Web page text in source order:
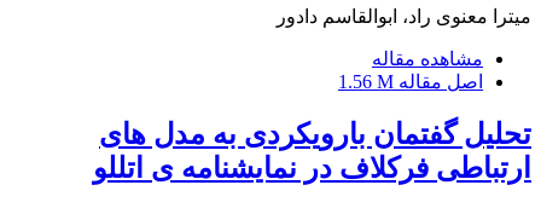
میترا معنوی راد، ابوالقاسم دادور
مشاهده مقاله
اصل مقاله 1.56 M
تحلیل گفتمان بارویکردی به مدل های
ارتباطی فرکلاف در نمایشنامه ی اتللو